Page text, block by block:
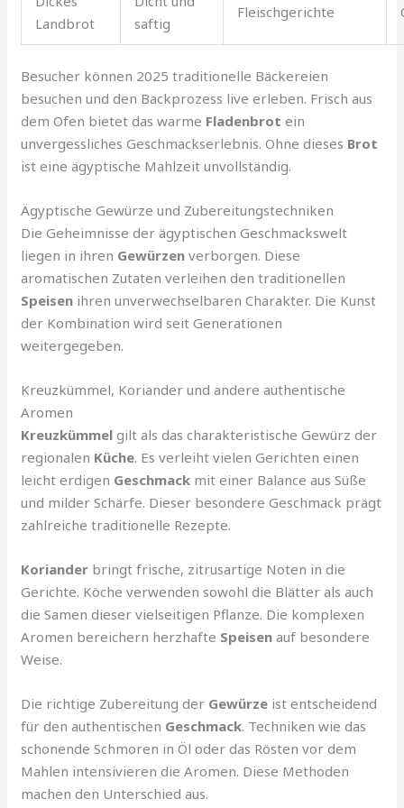
Landbrot
saftig
Fleischgerichte
Besucher können 2025 traditionelle Bäckereien
besuchen und den Backprozess live erleben. Frisch aus
dem Ofen bietet das warme Fladenbrot ein
unvergessliches Geschmackserlebnis. Ohne dieses Brot
ist eine ägyptische Mahlzeit unvollständig.
Ägyptische Gewürze und Zubereitungstechniken
Die Geheimnisse der ägyptischen Geschmackswelt
liegen in ihren Gewürzen verborgen. Diese
aromatischen Zutaten verleihen den traditionellen
Speisen ihren unverwechselbaren Charakter. Die Kunst
der Kombination wird seit Generationen
weitergegeben.
Kreuzkümmel, Koriander und andere authentische
Aromen
Kreuzkümmel gilt als das charakteristische Gewürz der
regionalen Küche. Es verleiht vielen Gerichten einen
leicht erdigen Geschmack mit einer Balance aus Süße
und milder Schärfe. Dieser besondere Geschmack prägt
zahlreiche traditionelle Rezepte.
Koriander bringt frische, zitrusartige Noten in die
Gerichte. Köche verwenden sowohl die Blätter als auch
die Samen dieser vielseitigen Pflanze. Die komplexen
Aromen bereichern herzhafte Speisen auf besondere
Weise.
Die richtige Zubereitung der Gewürze ist entscheidend
für den authentischen Geschmack. Techniken wie das
schonende Schmoren in Öl oder das Rösten vor dem
Mahlen intensivieren die Aromen. Diese Methoden
machen den Unterschied aus.